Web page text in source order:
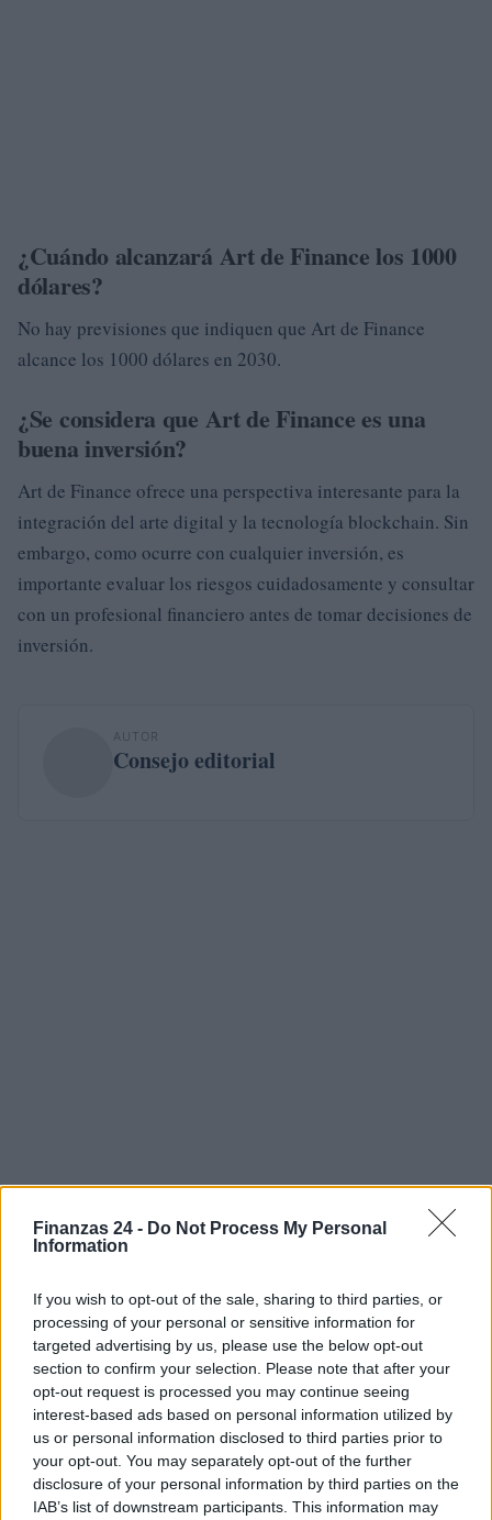
Finanzas 24 - Do Not Process My Personal
Information
If you wish to opt-out of the sale, sharing to third parties, or
processing of your personal or sensitive information for
targeted advertising by us, please use the below opt-out
section to confirm your selection. Please note that after your
opt-out request is processed you may continue seeing
interest-based ads based on personal information utilized by
us or personal information disclosed to third parties prior to
your opt-out. You may separately opt-out of the further
disclosure of your personal information by third parties on the
IAB’s list of downstream participants. This information may
¿Cuándo alcanzará Art de Finance los 1000
dólares?
No hay previsiones que indiquen que Art de Finance
alcance los 1000 dólares en 2030.
¿Se considera que Art de Finance es una
buena inversión?
Art de Finance ofrece una perspectiva interesante para la
integración del arte digital y la tecnología blockchain. Sin
embargo, como ocurre con cualquier inversión, es
importante evaluar los riesgos cuidadosamente y consultar
con un profesional financiero antes de tomar decisiones de
inversión.
AUTOR
Consejo editorial
Sigue leyendo
CRIPTOMONEDAS